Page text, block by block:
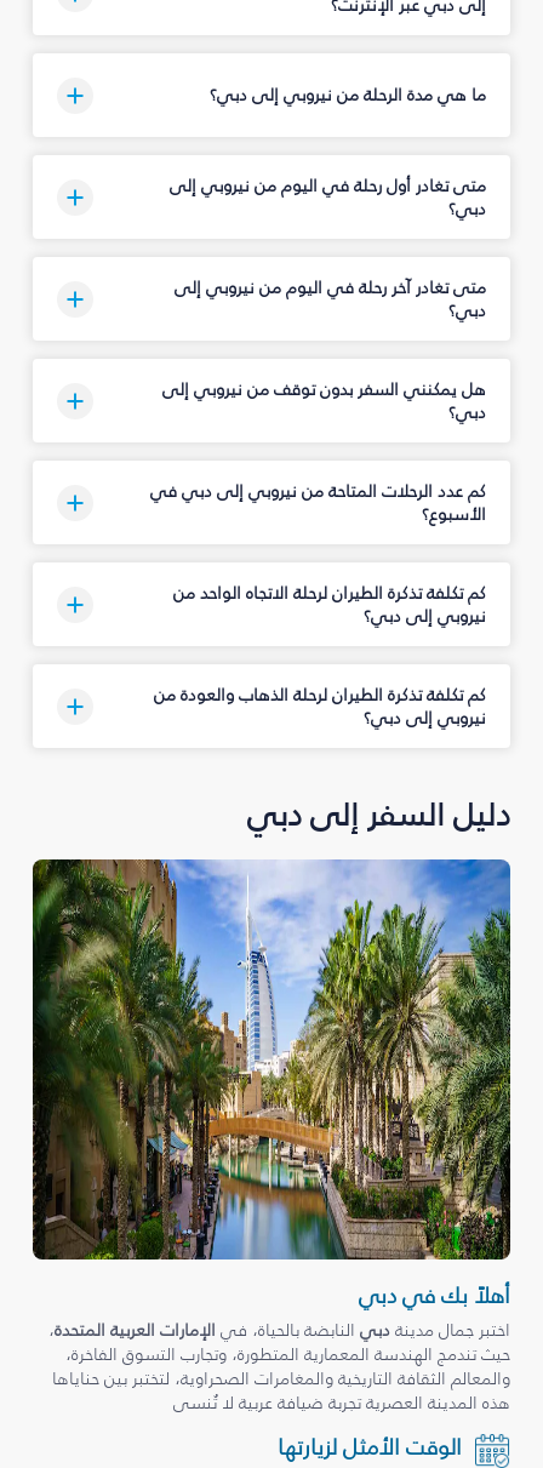
ما هي مدة الرحلة من نيروبي إلى دبي؟
متى تغادر أول رحلة في اليوم من نيروبي إلى
دبي؟
متى تغادر آخر رحلة في اليوم من نيروبي إلى
دبي؟
هل يمكنني السفر بدون توقف من نيروبي إلى
دبي؟
كم عدد الرحلات المتاحة من نيروبي إلى دبي في
الأسبوع؟
كم تكلفة تذكرة الطيران لرحلة الاتجاه الواحد من
نيروبي إلى دبي؟
كم تكلفة تذكرة الطيران لرحلة الذهاب والعودة من
نيروبي إلى دبي؟
دليل السفر إلى دبي
أهلاً بك في دبي
اختبر جمال مدينةدبيالنابضة بالحياة، في الإمارات العربية المتحدة،
حيث تندمج الهندسة المعمارية المتطورة، وتجارب التسوق الفاخرة،
والمعالم الثقافة التاريخية والمغامرات الصحراوية، لتختبر بين حناياها
هذه المدينة العصرية تجربة ضيافة عربية لا تُنسى
الوقت الأمثل لزيارتها